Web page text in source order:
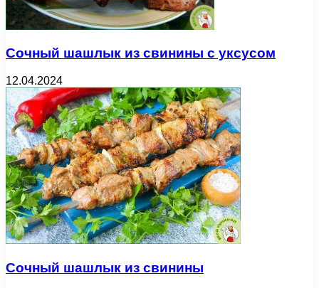
Сочный шашлык из свинины с уксусом
12.04.2024
Сочный шашлык из свинины